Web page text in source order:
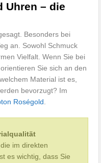
Uhren – die
Besonders bei
an. Sowohl Schmuck
Vielfalt. Wenn Sie bei
Sie sich an den
Material ist es,
bevorzugt? Im
Roségold.
im direkten
es wichtig, dass Sie